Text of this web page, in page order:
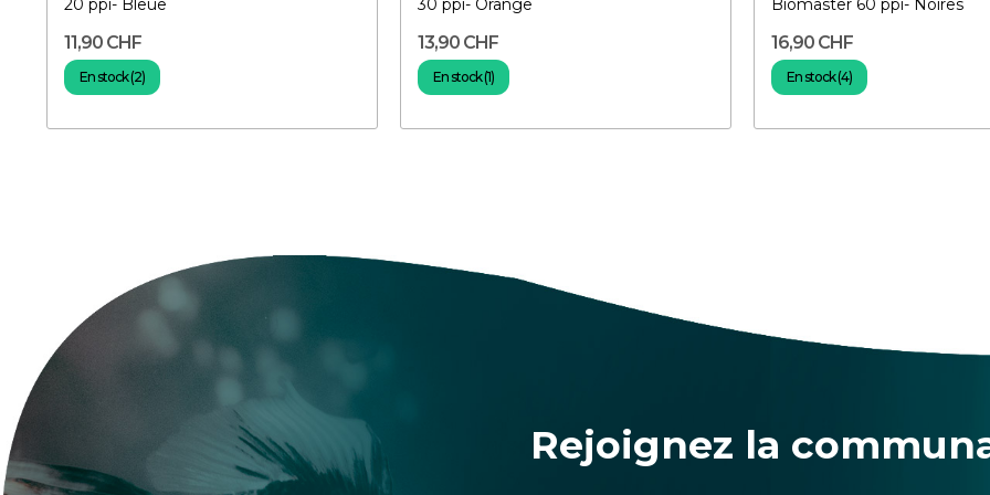
20 ppi- Bleue
11,90 CHF
En stock (2)
30 ppi- Orange
13,90 CHF
En stock (1)
Biomaster 60 ppi- Noires
16,90 CHF
En stock (4)
Rejoignez la